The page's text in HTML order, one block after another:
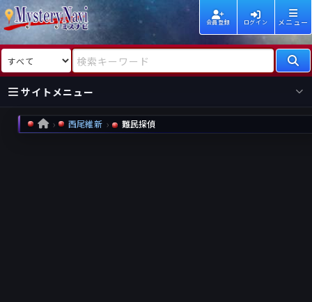
会員登録 ログイン メニュー
検索対象 検索キーワード
サイトメニュー
国内
海外
HOME 西尾維新 難民探偵